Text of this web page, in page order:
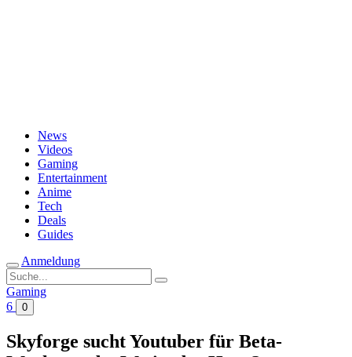
News
Videos
Gaming
Entertainment
Anime
Tech
Deals
Guides
Anmeldung
Suche
nach:
Gaming
6
0
Skyforge sucht Youtuber für Beta-